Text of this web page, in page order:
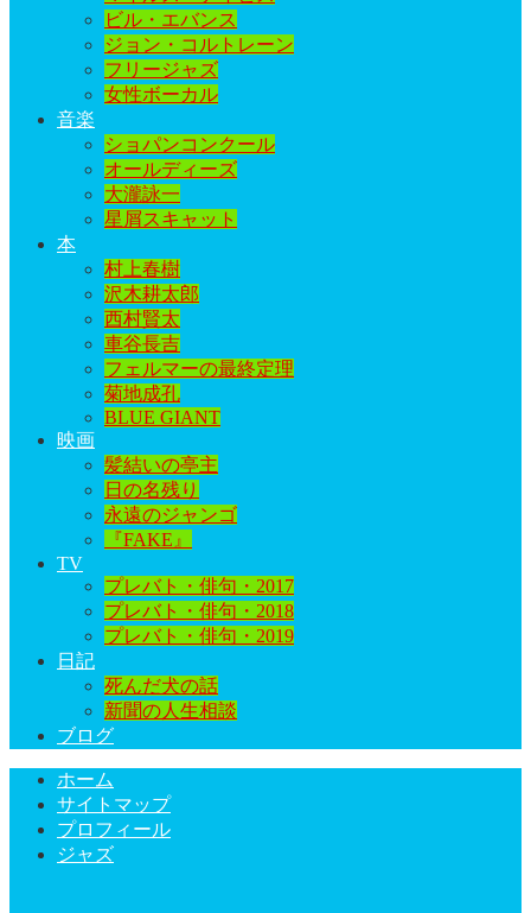
ビル・エバンス
ジョン・コルトレーン
フリージャズ
女性ボーカル
音楽
ショパンコンクール
オールディーズ
大瀧詠一
星屑スキャット
本
村上春樹
沢木耕太郎
西村賢太
車谷長吉
フェルマーの最終定理
菊地成孔
BLUE GIANT
映画
髪結いの亭主
日の名残り
永遠のジャンゴ
『FAKE』
TV
プレバト・俳句・2017
プレバト・俳句・2018
プレバト・俳句・2019
日記
死んだ犬の話
新聞の人生相談
ブログ
ホーム
サイトマップ
プロフィール
ジャズ